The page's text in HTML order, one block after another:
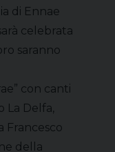
di Ennae
celebrata
saranno
con canti
La Delfa,
Francesco
della